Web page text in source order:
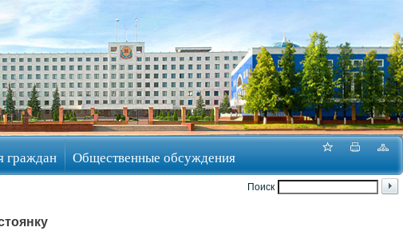
граждан Общественные обсуждения
Поиск